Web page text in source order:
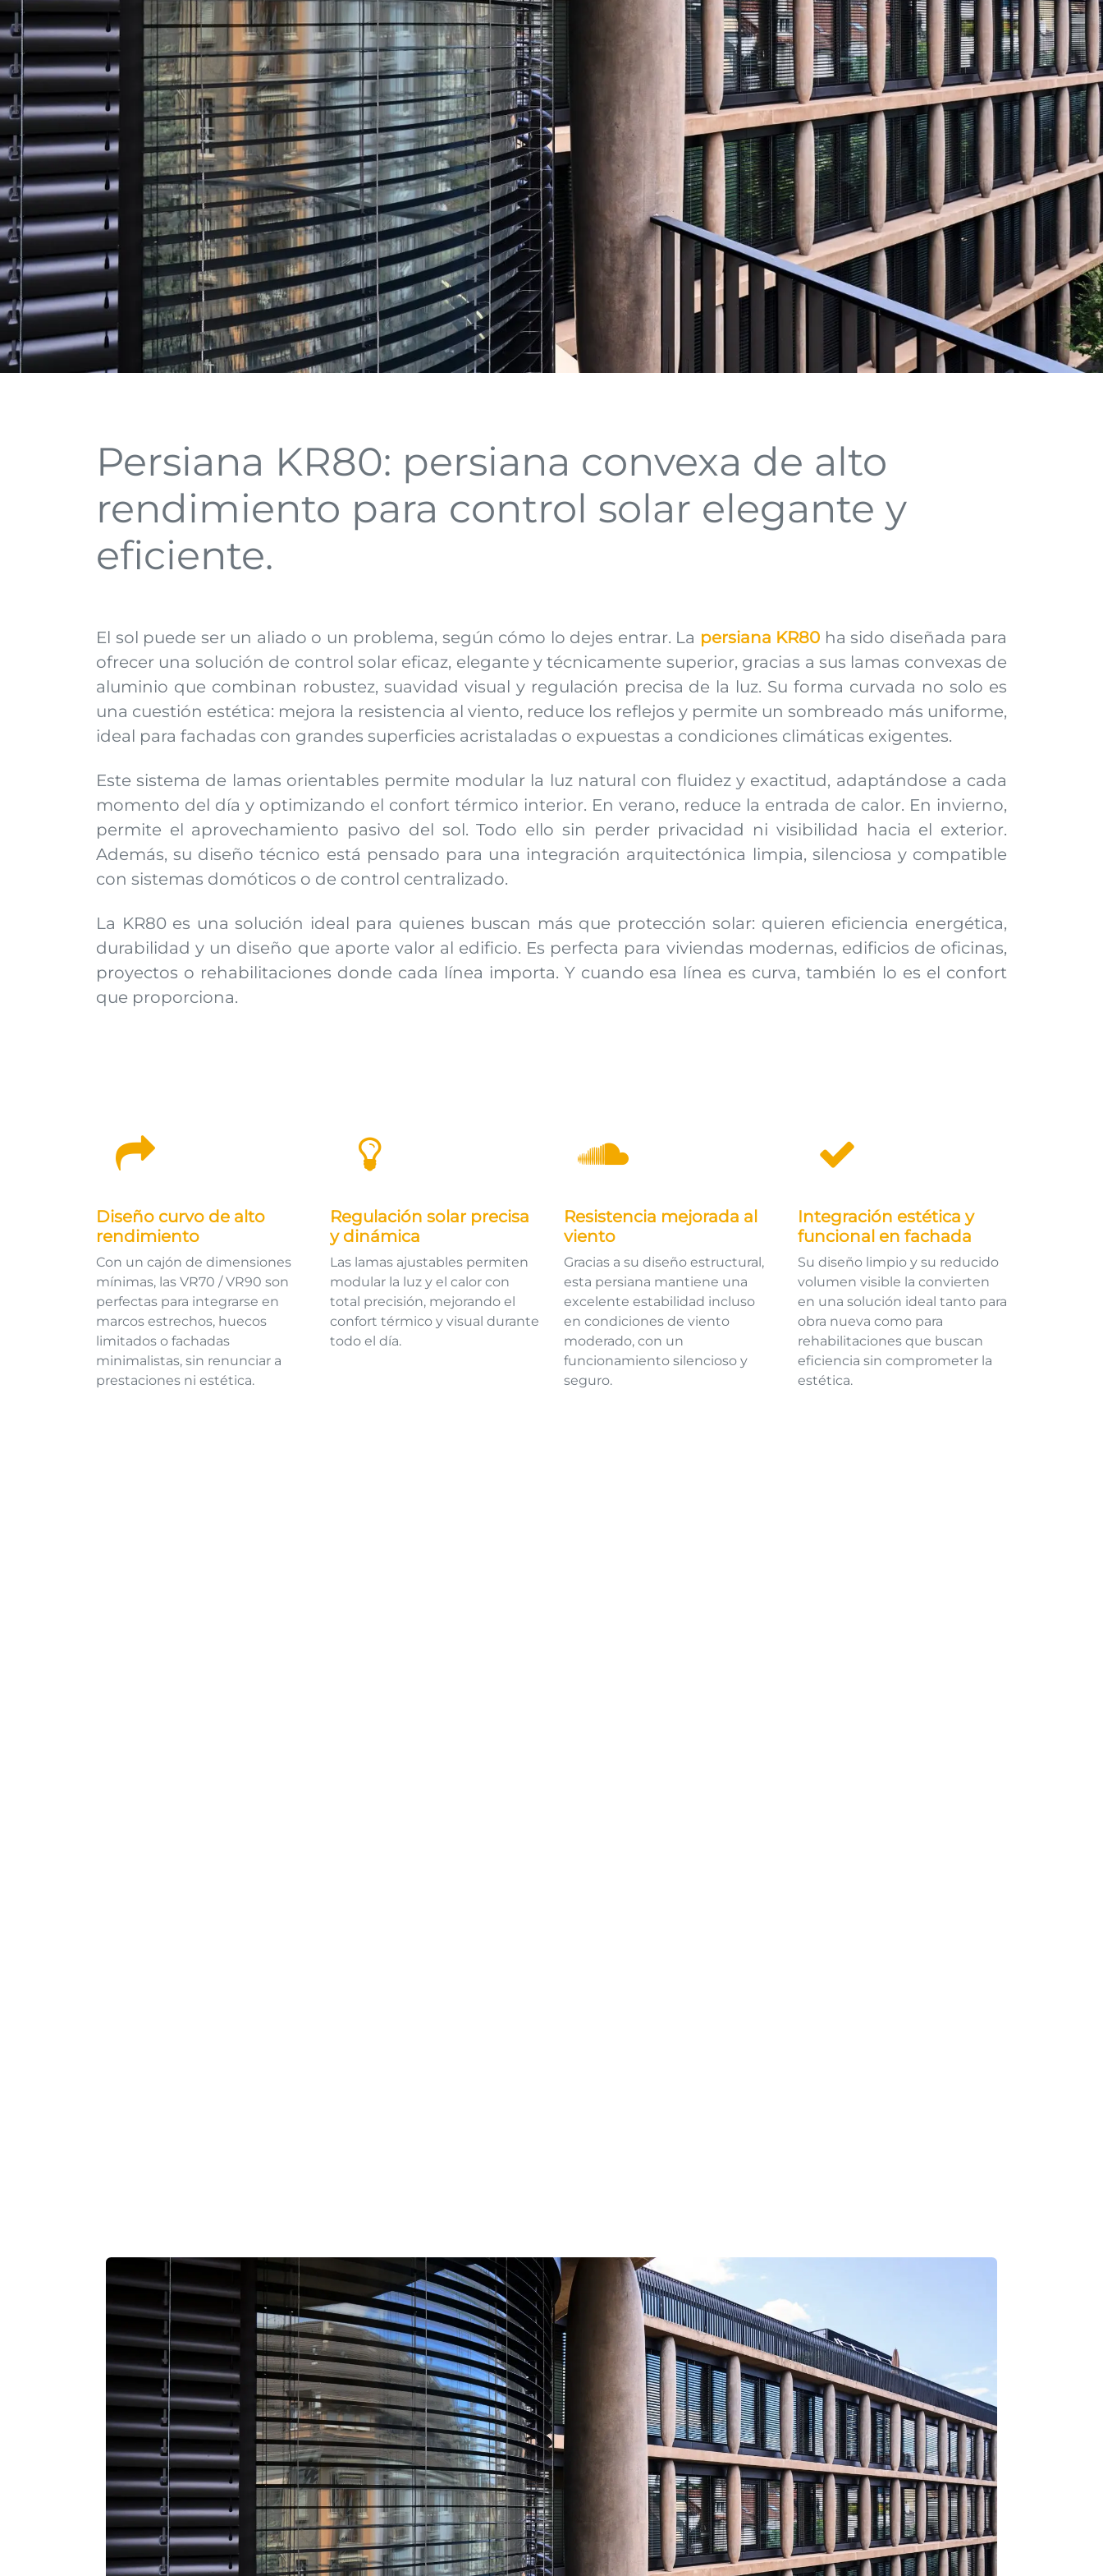
Persiana KR80: persiana convexa de alto
rendimiento para control solar elegante y
eficiente.
El sol puede ser un aliado o un problema, según cómo lo dejes entrar. La persiana KR80 ha sido diseñada para
ofrecer una solución de control solar eficaz, elegante y técnicamente superior, gracias a sus lamas convexas de
aluminio que combinan robustez, suavidad visual y regulación precisa de la luz. Su forma curvada no solo es
una cuestión estética: mejora la resistencia al viento, reduce los reflejos y permite un sombreado más uniforme,
ideal para fachadas con grandes superficies acristaladas o expuestas a condiciones climáticas exigentes.
Este sistema de lamas orientables permite modular la luz natural con fluidez y exactitud, adaptándose a cada
momento del día y optimizando el confort térmico interior. En verano, reduce la entrada de calor. En invierno,
permite el aprovechamiento pasivo del sol. Todo ello sin perder privacidad ni visibilidad hacia el exterior.
Además, su diseño técnico está pensado para una integración arquitectónica limpia, silenciosa y compatible
con sistemas domóticos o de control centralizado.
La KR80 es una solución ideal para quienes buscan más que protección solar: quieren eficiencia energética,
durabilidad y un diseño que aporte valor al edificio. Es perfecta para viviendas modernas, edificios de oficinas,
proyectos o rehabilitaciones donde cada línea importa. Y cuando esa línea es curva, también lo es el confort
que proporciona.
Diseño curvo de alto
rendimiento
Con un cajón de dimensiones
mínimas, las VR70 / VR90 son
perfectas para integrarse en
marcos estrechos, huecos
limitados o fachadas
minimalistas, sin renunciar a
prestaciones ni estética.
Regulación solar precisa
y dinámica
Las lamas ajustables permiten
modular la luz y el calor con
total precisión, mejorando el
confort térmico y visual durante
todo el día.
Resistencia mejorada al
viento
Gracias a su diseño estructural,
esta persiana mantiene una
excelente estabilidad incluso
en condiciones de viento
moderado, con un
funcionamiento silencioso y
seguro.
Integración estética y
funcional en fachada
Su diseño limpio y su reducido
volumen visible la convierten
en una solución ideal tanto para
obra nueva como para
rehabilitaciones que buscan
eficiencia sin comprometer la
estética.